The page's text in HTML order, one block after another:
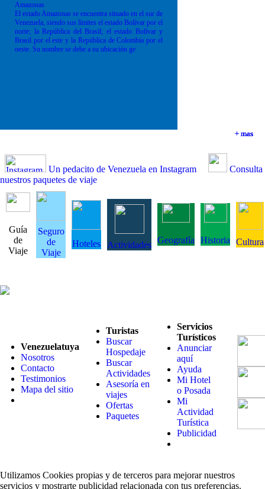
+ mas
+ mas
+ mas
Amazonas
El estado Amazonas se encuentra situado en el sur de
Venezuela, siendo sus límites el estado Bolívar por el
norte; la República del Brasil; el estado Bolívar y
Brasil por el este y la República de Colombia por el
oeste. Su nombre se debe a su ubicación ge
+ mas
Un pedacito de Venezuela en Instagram
Consulta
nuestros paquetes de viaje
Guía
de
Viaje
Seguro
de
Viaje
Hoteles Actividades Geografía Historia Cultura
Venezuelatuya
Nosotros
Contacto
Testimonios
Mapa del sitio
Turistas
Buscar
Hospedaje
Buscar
Actividades
Asesoría en
viajes
Ofertas
Paquetes
Servicios
Turísticos
Anunciar
aquí
Ayuda
Mi Hotel
o Posada
Mi
Actividad
Turística
Publicidad
Utilizamos Cookies propias y de terceros para mejorar nuestros
servicios y mostrarte publicidad relacionada con tus preferencias.